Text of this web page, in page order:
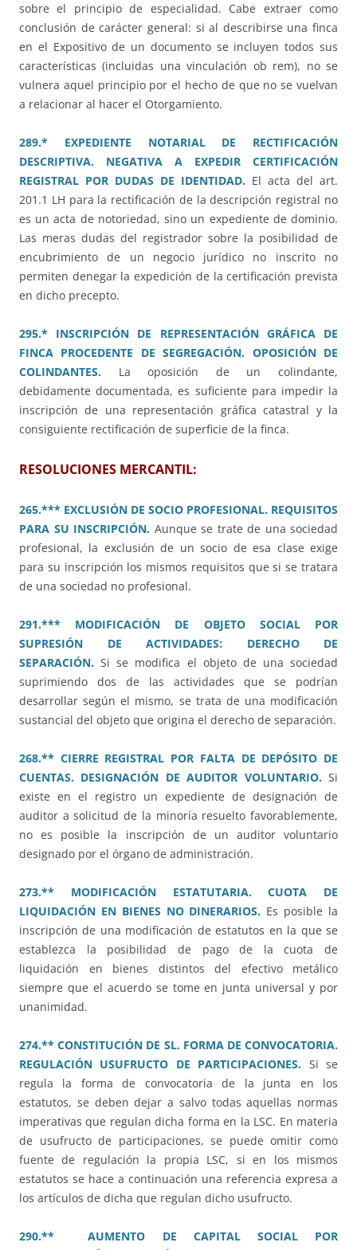
sobre el principio de especialidad. Cabe extraer como
conclusión de carácter general: si al describirse una finca
en el Expositivo de un documento se incluyen todos sus
características (incluidas una vinculación ob rem), no se
vulnera aquel principio por el hecho de que no se vuelvan
a relacionar al hacer el Otorgamiento.
289.* EXPEDIENTE NOTARIAL DE RECTIFICACIÓN
DESCRIPTIVA. NEGATIVA A EXPEDIR CERTIFICACIÓN
REGISTRAL POR DUDAS DE IDENTIDAD. El acta del art.
201.1 LH para la rectificación de la descripción registral no
es un acta de notoriedad, sino un expediente de dominio.
Las meras dudas del registrador sobre la posibilidad de
encubrimiento de un negocio jurídico no inscrito no
permiten denegar la expedición de la certificación prevista
en dicho precepto.
295.* INSCRIPCIÓN DE REPRESENTACIÓN GRÁFICA DE
FINCA PROCEDENTE DE SEGREGACIÓN. OPOSICIÓN DE
COLINDANTES. La oposición de un colindante,
debidamente documentada, es suficiente para impedir la
inscripción de una representación gráfica catastral y la
consiguiente rectificación de superficie de la finca.
RESOLUCIONES MERCANTIL:
265.*** EXCLUSIÓN DE SOCIO PROFESIONAL. REQUISITOS
PARA SU INSCRIPCIÓN. Aunque se trate de una sociedad
profesional, la exclusión de un socio de esa clase exige
para su inscripción los mismos requisitos que si se tratara
de una sociedad no profesional.
291.*** MODIFICACIÓN DE OBJETO SOCIAL POR
SUPRESIÓN DE ACTIVIDADES: DERECHO DE
SEPARACIÓN. Si se modifica el objeto de una sociedad
suprimiendo dos de las actividades que se podrían
desarrollar según el mismo, se trata de una modificación
sustancial del objeto que origina el derecho de separación.
268.** CIERRE REGISTRAL POR FALTA DE DEPÓSITO DE
CUENTAS. DESIGNACIÓN DE AUDITOR VOLUNTARIO.Si
existe en el registro un expediente de designación de
auditor a solicitud de la minoría resuelto favorablemente,
no es posible la inscripción de un auditor voluntario
designado por el órgano de administración.
273.** MODIFICACIÓN ESTATUTARIA. CUOTA DE
LIQUIDACIÓN EN BIENES NO DINERARIOS. Es posible la
inscripción de una modificación de estatutos en la que se
establezca la posibilidad de pago de la cuota de
liquidación en bienes distintos del efectivo metálico
siempre que el acuerdo se tome en junta universal y por
unanimidad.
274.** CONSTITUCIÓN DE SL. FORMA DE CONVOCATORIA.
REGULACIÓN USUFRUCTO DE PARTICIPACIONES. Si se
regula la forma de convocatoria de la junta en los
estatutos, se deben dejar a salvo todas aquellas normas
imperativas que regulan dicha forma en la LSC. En materia
de usufructo de participaciones, se puede omitir como
fuente de regulación la propia LSC, si en los mismos
estatutos se hace a continuación una referencia expresa a
los artículos de dicha que regulan dicho usufructo.
290.** AUMENTO DE CAPITAL SOCIAL POR